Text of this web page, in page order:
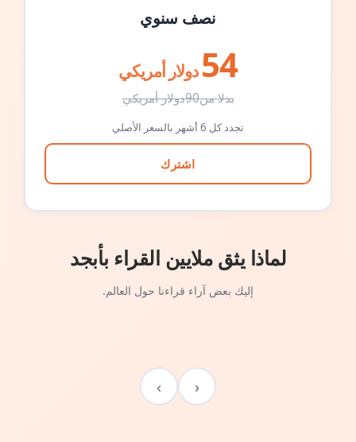
نصف سنوي
54 دولار أمريكي
بدلا من90دولار أمريكي
تجدد كل 6 أشهر بالسعر الأصلي
اشترك
لماذا يثق ملايين القراء بأبجد
إليك بعض آراء قراءنا حول العالم.
‹
›